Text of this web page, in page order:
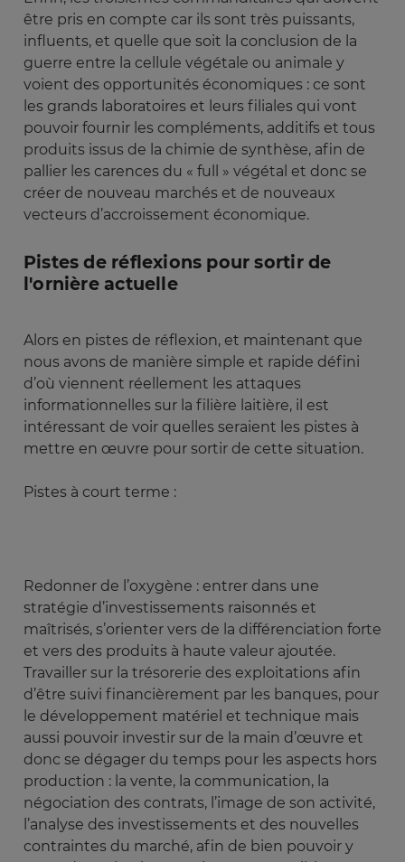
être pris en compte car ils sont très puissants,
influents, et quelle que soit la conclusion de la
guerre entre la cellule végétale ou animale y
voient des opportunités économiques : ce sont
les grands laboratoires et leurs filiales qui vont
pouvoir fournir les compléments, additifs et tous
produits issus de la chimie de synthèse, afin de
pallier les carences du « full » végétal et donc se
créer de nouveau marchés et de nouveaux
vecteurs d’accroissement économique.
Pistes de réflexions pour sortir de
l'ornière actuelle
Alors en pistes de réflexion, et maintenant que
nous avons de manière simple et rapide défini
d’où viennent réellement les attaques
informationnelles sur la filière laitière, il est
intéressant de voir quelles seraient les pistes à
mettre en œuvre pour sortir de cette situation.
Pistes à court terme :
Redonner de l’oxygène : entrer dans une
stratégie d’investissements raisonnés et
maîtrisés, s’orienter vers de la différenciation forte
et vers des produits à haute valeur ajoutée.
Travailler sur la trésorerie des exploitations afin
d’être suivi financièrement par les banques, pour
le développement matériel et technique mais
aussi pouvoir investir sur de la main d’œuvre et
donc se dégager du temps pour les aspects hors
production : la vente, la communication, la
négociation des contrats, l’image de son activité,
l’analyse des investissements et des nouvelles
contraintes du marché, afin de bien pouvoir y